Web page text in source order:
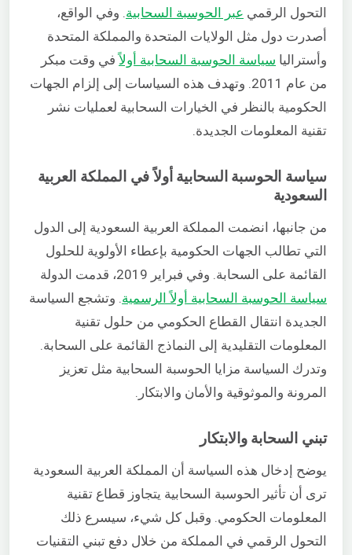
التحول الرقمي عبر الحوسبة السحابية . وفي الواقع،
أصدرت دول مثل الولايات المتحدة والمملكة المتحدة
وأستراليا سياسة الحوسبة السحابية أولاًفي وقت مبكر
من عام 2011. وتهدف هذه السياسات إلى إلزام الجهات
الحكومية بالنظر في الخيارات السحابية لعمليات نشر
تقنية المعلومات الجديدة.
سياسة الحوسبة السحابية أولاً في المملكة العربية
السعودية
من جانبها، انضمت المملكة العربية السعودية إلى الدول
التي تطالب الجهات الحكومية بإعطاء الأولوية للحلول
القائمة على السحابة. وفي فبراير 2019، قدمت الدولة
سياسة الحوسبة السحابية أولاً الرسمية . وتشجع السياسة
الجديدة انتقال القطاع الحكومي من حلول تقنية
المعلومات التقليدية إلى النماذج القائمة على السحابة.
وتدرك السياسة مزايا الحوسبة السحابية مثل تعزيز
المرونة والموثوقية والأمان والابتكار.
تبني السحابة والابتكار
يوضح إدخال هذه السياسة أن المملكة العربية السعودية
ترى أن تأثير الحوسبة السحابية يتجاوز قطاع تقنية
المعلومات الحكومي. وقبل كل شيء، سيسرع ذلك
التحول الرقمي في المملكة من خلال دفع تبني التقنيات